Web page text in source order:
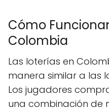
Cómo
Colombia
Las loterías en
manera similar a las
Los jugadores
una combinación de